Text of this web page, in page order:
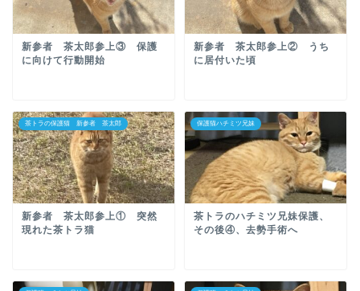
新参者 茶太郎参上③ 保護
に向けて行動開始
新参者 茶太郎参上② うち
に居付いた頃
茶トラの保護猫 新参者 茶太郎
新参者 茶太郎参上① 突然
現れた茶トラ猫
保護猫ハチミツ兄妹
茶トラのハチミツ兄妹保護、
その後④、去勢手術へ